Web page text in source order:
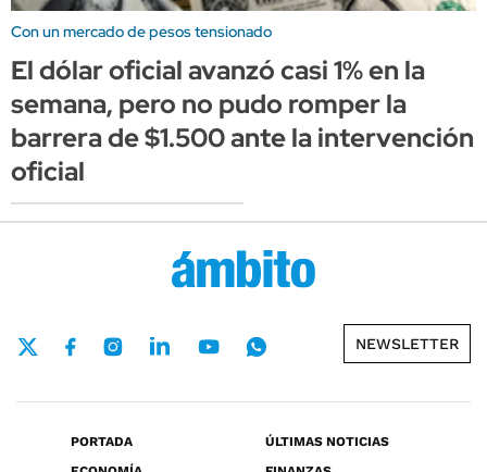
Con un mercado de pesos tensionado
El dólar oficial avanzó casi 1% en la
semana, pero no pudo romper la
barrera de $1.500 ante la intervención
oficial
NEWSLETTER
PORTADA
ÚLTIMAS NOTICIAS